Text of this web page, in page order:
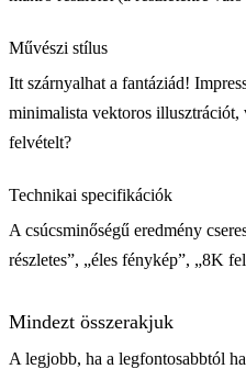
Művészi stílus
Itt szárnyalhat a fantáziád!
minimalista vektoros
felvételt?
Technikai specifikációk
A csúcsminőségű eredmény
részletes”, „éles fénykép”, „8K
Mindezt összerakjuk
A legjobb, ha a legfontosabbtól